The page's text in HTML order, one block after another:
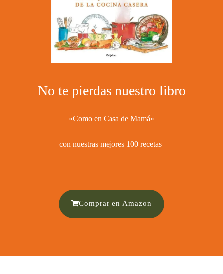
No te pierdas nuestro libro
«Como en Casa de Mamá»
con nuestras mejores 100 recetas ​
Comprar en Amazon